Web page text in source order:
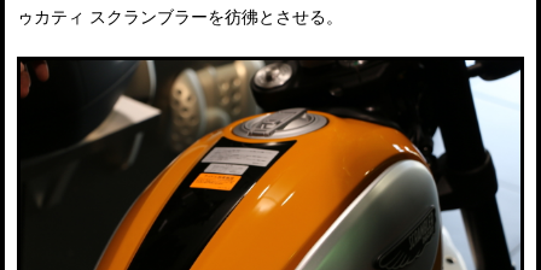
ゥカティ スクランブラーを彷彿とさせる。